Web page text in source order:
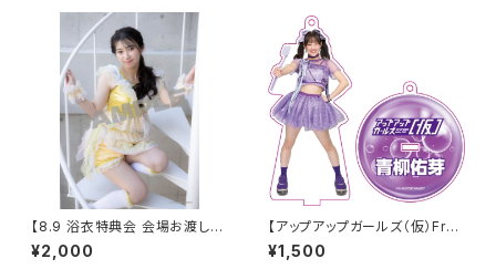
【8.9 浴衣特典会 会場お渡し限
定】らく アザーカットポートレー
ト ※発送はいたしません
¥2,000
【アップアップガールズ（仮）Fro
m ZERO〜 でっかい夏に向け
ての前哨戦 〜】Wa! Ha! Ha! H
¥1,500